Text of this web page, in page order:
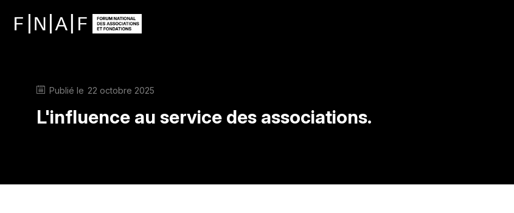
Publié le 22 octobre 2025
L'influence au service des associations.